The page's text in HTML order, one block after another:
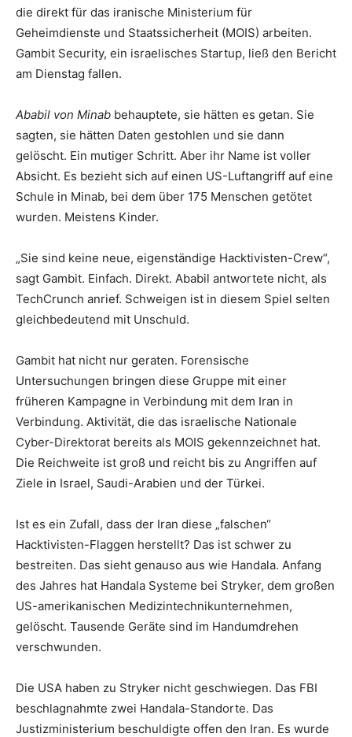
die direkt für das iranische Ministerium für
Geheimdienste und Staatssicherheit (MOIS) arbeiten.
Gambit Security, ein israelisches Startup, ließ den Bericht
am Dienstag fallen.
Ababil von Minab behauptete, sie hätten es getan. Sie
sagten, sie hätten Daten gestohlen und sie dann
gelöscht. Ein mutiger Schritt. Aber ihr Name ist voller
Absicht. Es bezieht sich auf einen US-Luftangriff auf eine
Schule in Minab, bei dem über 175 Menschen getötet
wurden. Meistens Kinder.
„Sie sind keine neue, eigenständige Hacktivisten-Crew“,
sagt Gambit. Einfach. Direkt. Ababil antwortete nicht, als
TechCrunch anrief. Schweigen ist in diesem Spiel selten
gleichbedeutend mit Unschuld.
Gambit hat nicht nur geraten. Forensische
Untersuchungen bringen diese Gruppe mit einer
früheren Kampagne in Verbindung mit dem Iran in
Verbindung. Aktivität, die das israelische Nationale
Cyber-Direktorat bereits als MOIS gekennzeichnet hat.
Die Reichweite ist groß und reicht bis zu Angriffen auf
Ziele in Israel, Saudi-Arabien und der Türkei.
Ist es ein Zufall, dass der Iran diese „falschen“
Hacktivisten-Flaggen herstellt? Das ist schwer zu
bestreiten. Das sieht genauso aus wie Handala. Anfang
des Jahres hat Handala Systeme bei Stryker, dem großen
US-amerikanischen Medizintechnikunternehmen,
gelöscht. Tausende Geräte sind im Handumdrehen
verschwunden.
Die USA haben zu Stryker nicht geschwiegen. Das FBI
beschlagnahmte zwei Handala-Standorte. Das
Justizministerium beschuldigte offen den Iran. Es wurde